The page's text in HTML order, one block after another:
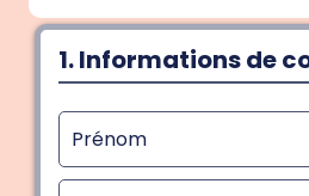
1. Informations de